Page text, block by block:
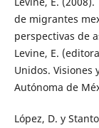
de migrantes
perspectivas de
Levine, E.
Unidos. Visiones
Autónoma de
López, D. y